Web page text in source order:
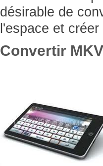
désirable de
l'espace et
Convertir